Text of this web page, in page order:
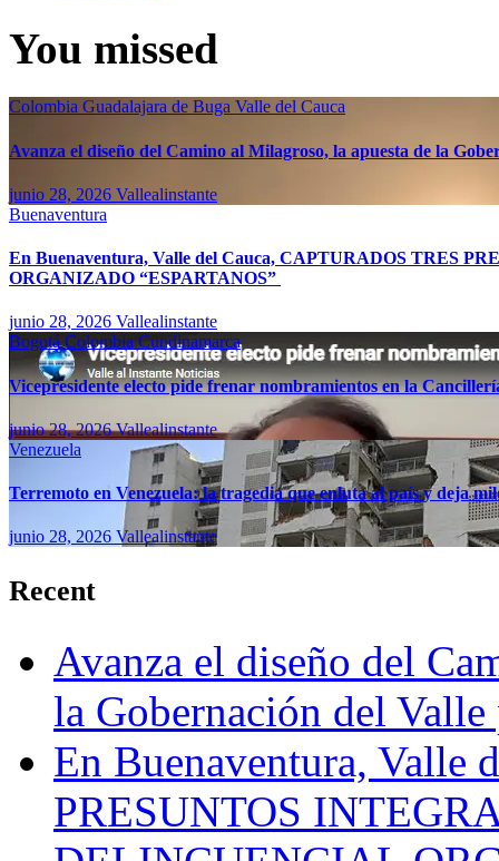
You missed
Colombia Guadalajara de Buga Valle del Cauca
Avanza el diseño del Camino al Milagroso, la apuesta de la
junio 28, 2026 Vallealinstante
Buenaventura
En Buenaventura, Valle del Cauca, CAPTURADOS TRES
ORGANIZADO “ESPARTANOS”
junio 28, 2026 Vallealinstante
BogotáColombia Cundinamarca
Vicepresidente electo pide frenar nombramientos en la
junio 28, 2026Vallealinstante
Venezuela
Terremoto en Venezuela: la tragedia que enluta al país y deja
junio 28, 2026 Vallealinstante
Recent
Avanza el diseño del
la Gobernación del
En Buenaventura, Valle
PRESUNTOS